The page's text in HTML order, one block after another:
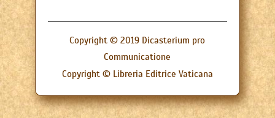
Copyright © 2019 Dicasterium pro
Communicatione
Copyright © Libreria Editrice Vaticana